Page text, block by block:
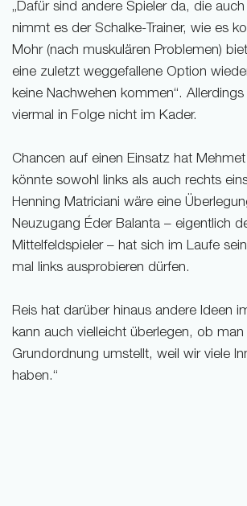
„Dafür sind andere Spieler da, die auch
nimmt es der Schalke-Trainer, wie es
Mohr (nach muskulären Problemen)
eine zuletzt weggefallene Option
keine Nachwehen kommen“.
viermal in Folge nicht im Kader.
Chancen auf einen Einsatz hat
könnte sowohl links als auch rechts
Henning Matriciani wäre eine
Neuzugang Éder Balanta – eigentlich
Mittelfeldspieler – hat sich im Laufe
mal links ausprobieren dürfen.
Reis hat darüber hinaus andere Ideen
kann auch vielleicht überlegen, ob man
Grundordnung umstellt, weil wir viele
haben.“